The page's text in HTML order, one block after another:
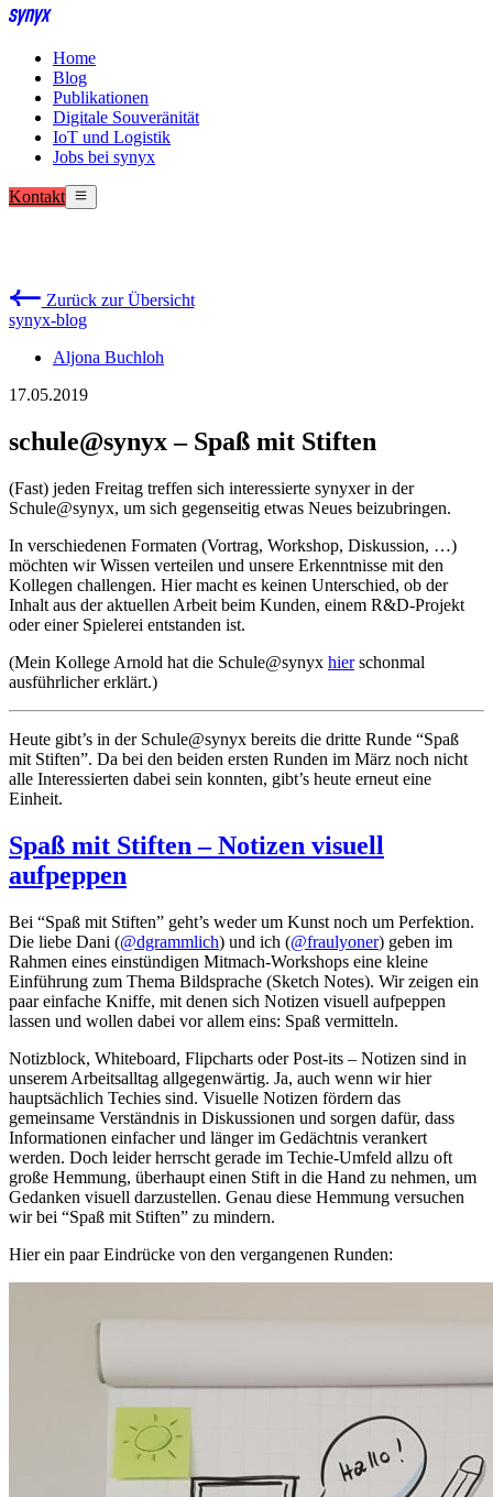
Home
Blog
Publikationen
Digitale Souveränität
IoT und Logistik
Jobs bei synyx
Kontakt
Zurück zur Übersicht
synyx-blog
Aljona Buchloh
17.05.2019
schule@synyx – Spaß mit Stiften
(Fast) jeden Freitag treffen sich interessierte synyxer in der
Schule@synyx, um sich gegenseitig etwas Neues beizubringen.
In verschiedenen Formaten (Vortrag, Workshop, Diskussion, …)
möchten wir Wissen verteilen und unsere Erkenntnisse mit den
Kollegen challengen. Hier macht es keinen Unterschied, ob der
Inhalt aus der aktuellen Arbeit beim Kunden, einem R&D-Projekt
oder einer Spielerei entstanden ist.
(Mein Kollege Arnold hat die Schule@synyx hierschonmal
ausführlicher erklärt.)
Heute gibt’s in der Schule@synyx bereits die dritte Runde “Spaß
mit Stiften”. Da bei den beiden ersten Runden im März noch nicht
alle Interessierten dabei sein konnten, gibt’s heute erneut eine
Einheit.
Spaß mit Stiften – Notizen visuell
aufpeppen
Bei “Spaß mit Stiften” geht’s weder um Kunst noch um Perfektion.
Die liebe Dani (@dgrammlich) und ich (@fraulyoner) geben im
Rahmen eines einstündigen Mitmach-Workshops eine kleine
Einführung zum Thema Bildsprache (Sketch Notes). Wir zeigen ein
paar einfache Kniffe, mit denen sich Notizen visuell aufpeppen
lassen und wollen dabei vor allem eins: Spaß vermitteln.
Notizblock, Whiteboard, Flipcharts oder Post-its – Notizen sind in
unserem Arbeitsalltag allgegenwärtig. Ja, auch wenn wir hier
hauptsächlich Techies sind. Visuelle Notizen fördern das
gemeinsame Verständnis in Diskussionen und sorgen dafür, dass
Informationen einfacher und länger im Gedächtnis verankert
werden. Doch leider herrscht gerade im Techie-Umfeld allzu oft
große Hemmung, überhaupt einen Stift in die Hand zu nehmen, um
Gedanken visuell darzustellen. Genau diese Hemmung versuchen
wir bei “Spaß mit Stiften” zu mindern.
Hier ein paar Eindrücke von den vergangenen Runden: